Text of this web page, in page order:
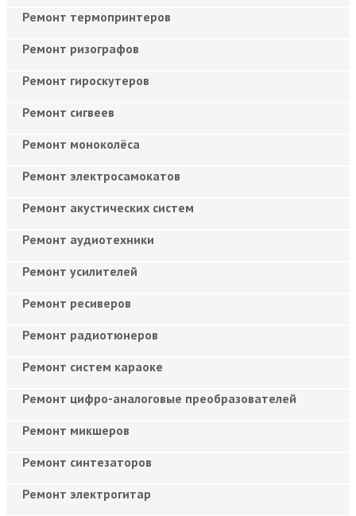
Ремонт термопринтеров
Ремонт ризографов
Ремонт гироскутеров
Ремонт сигвеев
Ремонт моноколёса
Ремонт электросамокатов
Ремонт акустических систем
Ремонт аудиотехники
Ремонт усилителей
Ремонт ресиверов
Ремонт радиотюнеров
Ремонт систем караоке
Ремонт цифро-аналоговые преобразователей
Ремонт микшеров
Ремонт синтезаторов
Ремонт электрогитар